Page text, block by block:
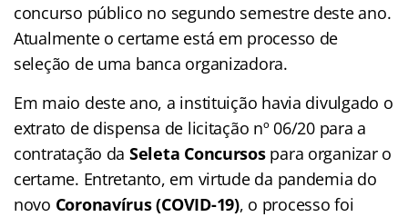
concurso público no segundo semestre deste ano.
Atualmente o certame está em processo de
seleção de uma banca organizadora.
Em maio deste ano, a instituição havia divulgado o
extrato de dispensa de licitação nº 06/20 para a
contratação da Seleta Concursospara organizar o
certame. Entretanto, em virtude da pandemia do
novo Coronavírus (COVID-19), o processo foi